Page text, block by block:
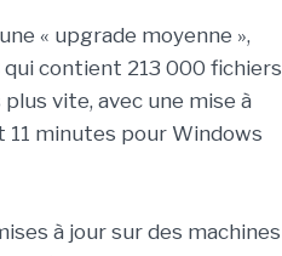
« upgrade moyenne »,
qui contient 213 000 fichiers
vite, avec une mise à
minutes pour Windows
à jour sur des machines